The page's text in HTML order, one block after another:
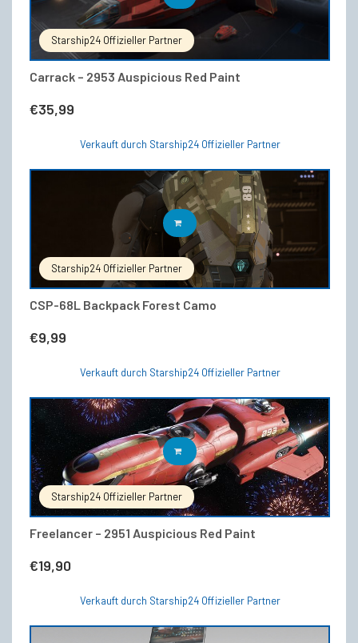
Starship24 Offizieller Partner
Carrack – 2953 Auspicious Red Paint
€35,99
Verkauft durch Starship24 Offizieller Partner
Starship24 Offizieller Partner
CSP-68L Backpack Forest Camo
€9,99
IN DEN WARENKORB
Verkauft durch Starship24 Offizieller Partner
Starship24 Offizieller Partner
Freelancer – 2951 Auspicious Red Paint
€19,90
IN DEN WARENKORB
Verkauft durch Starship24 Offizieller Partner